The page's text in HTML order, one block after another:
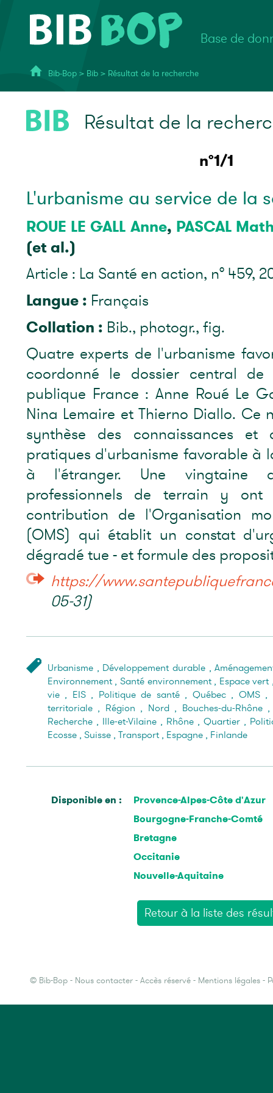
Base de
Bib-Bop > Bib > Résultat de la recherche
Résultat de la
n°1/1
L'urbanisme au service de la
ROUE LE GALL Anne, PASCAL
(et al.)
Article : La Santé en action, n° 459,
Langue : Français
Collation : Bib., photogr., fig.
Quatre experts de l'urbanisme
coordonné le dossier central
publique France : Anne Roué Le
Nina Lemaire et Thierno Diallo. Ce
synthèse des connaissances
pratiques d'urbanisme favorable à
à l'étranger. Une vingtaine
professionnels de terrain y ont
contribution de l'Organisation
(OMS) qui établit un constat
dégradé tue - et formule des
https://
05-31)
Urbanisme, Développement durable,
Environnement,Santé environnement, Espace vert
vie, EIS, Politique de santé, Québec, OMS,
territoriale, Région , Nord, Bouches-du-Rhône
Recherche, Ille-et-Vilaine , Rhône ,Quartier ,
Ecosse, Suisse, Transport, Espagne, Finlande
Disponible en :
Provence-Alpes-Côte d'Azur
Bourgogne-Franche-Comté
Bretagne
Occitanie
Nouvelle-Aquitaine
Retour à la liste des
© Bib-Bop - Nous contacter - Accès réservé - Mentions légales -